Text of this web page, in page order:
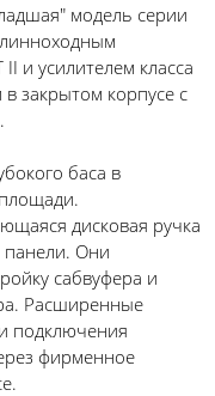
модель серии
и усилителем класса
закрытом корпусе с
баса в
дисковая ручка
панели. Они
сабвуфера и
Расширенные
подключения
фирменное